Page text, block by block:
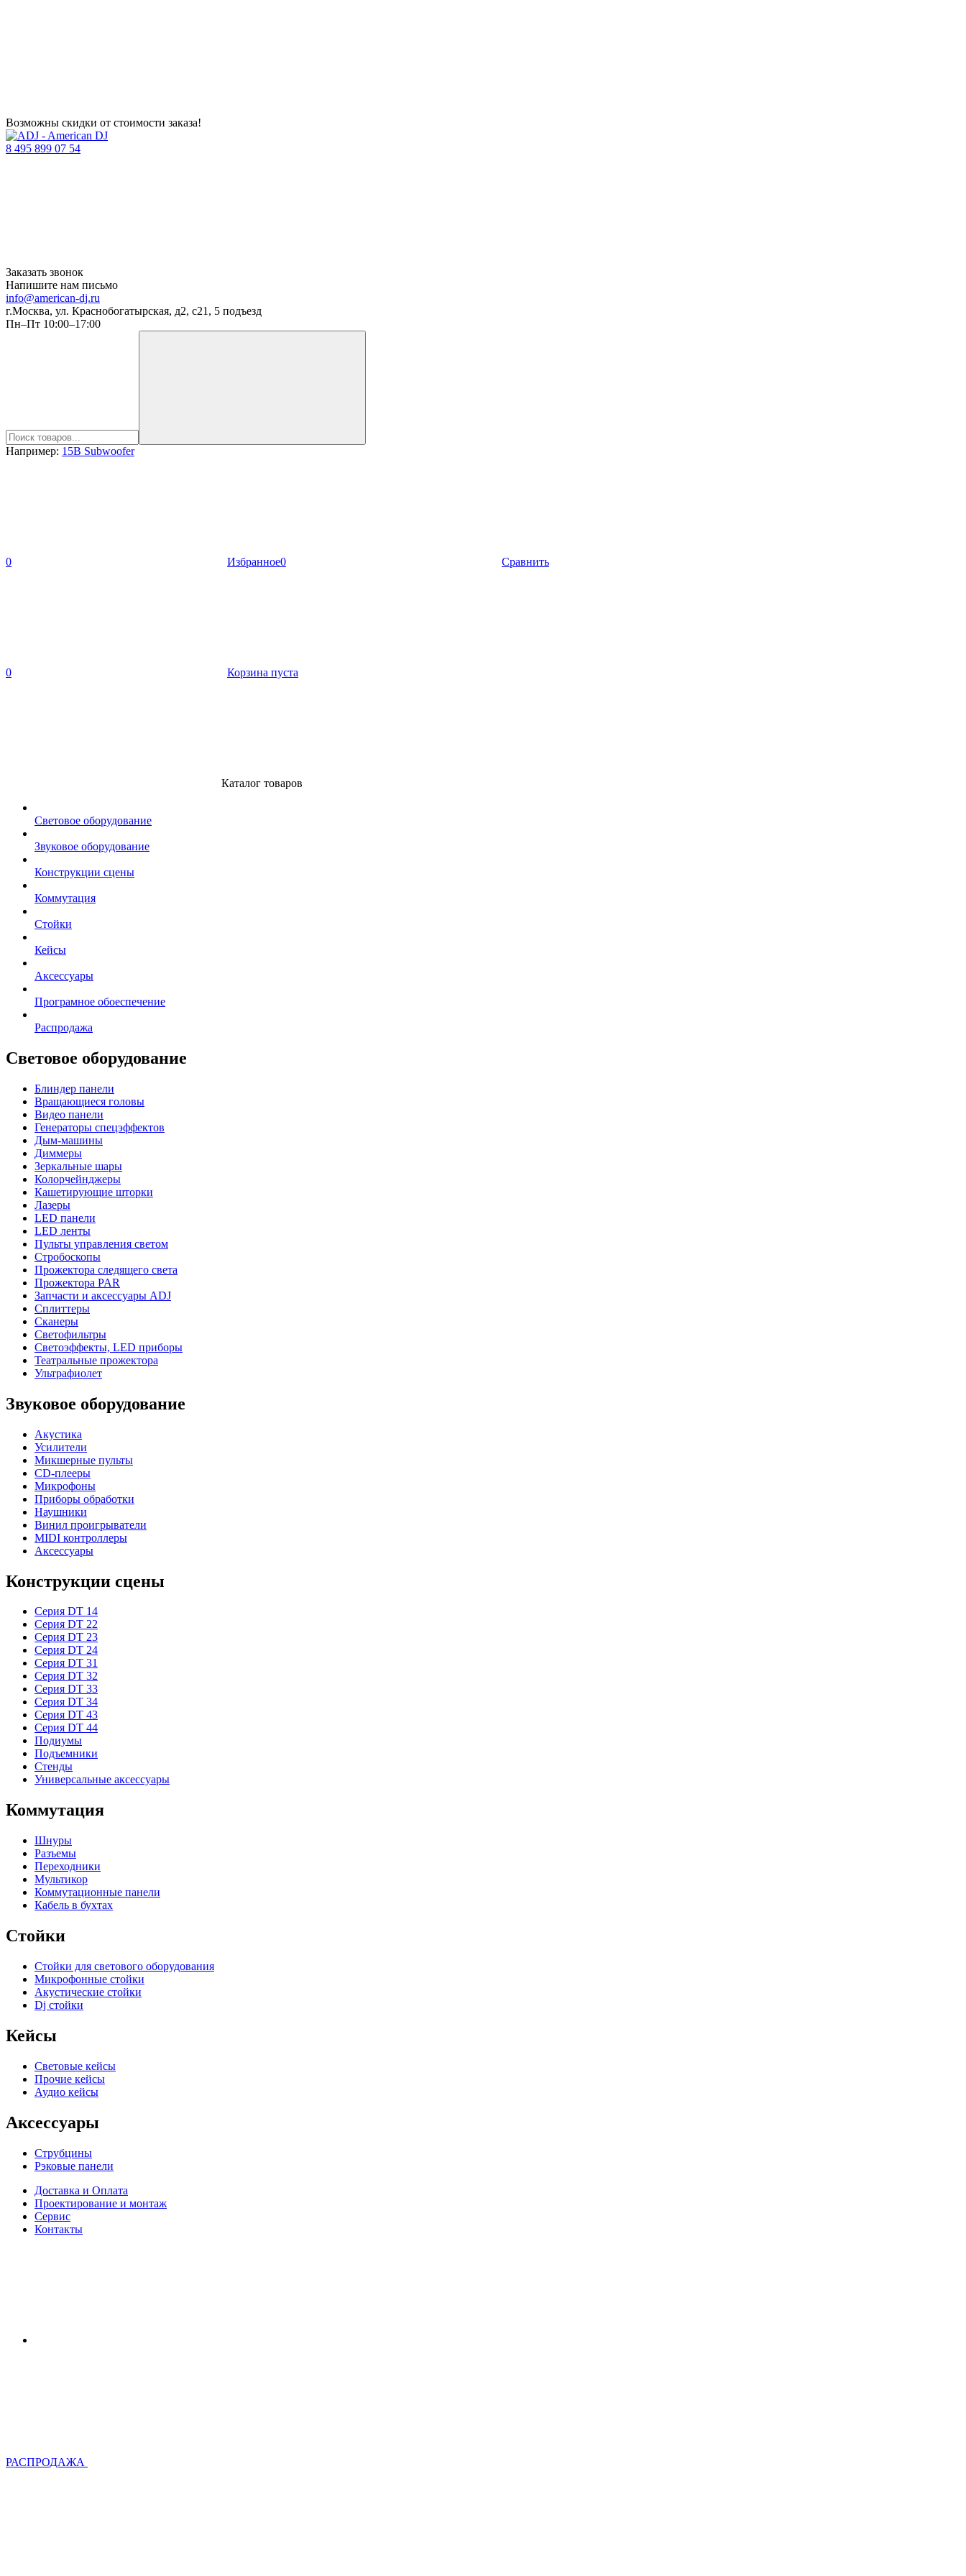
Возможны скидки от стоимости заказа!
8 495 899 07 54
Заказать звонок
Напишите нам письмо
info@american-dj.ru
г.Москва, ул. Краснобогатырская, д2, с21, 5 подъезд
Пн–Пт 10:00–17:00
Например: 15B Subwoofer
0 Избранное0 Сравнить
0 Корзина пуста
Каталог товаров
Световое оборудование
Звуковое оборудование
Конструкции сцены
Коммутация
Стойки
Кейсы
Аксессуары
Програмное обоеспечение
Распродажа
Световое оборудование
Блиндер панели
Вращающиеся головы
Видео панели
Генераторы спецэффектов
Дым-машины
Диммеры
Зеркальные шары
Колорчейнджеры
Кашетирующие шторки
Лазеры
LED панели
LED ленты
Пульты управления светом
Стробоскопы
Прожектора следящего света
Прожектора PAR
Запчасти и аксессуары ADJ
Сплиттеры
Сканеры
Светофильтры
Светоэффекты, LED приборы
Театральные прожектора
Ультрафиолет
Звуковое оборудование
Акустика
Усилители
Микшерные пульты
CD-плееры
Микрофоны
Приборы обработки
Наушники
Винил проигрыватели
MIDI контроллеры
Аксессуары
Конструкции сцены
Серия DT 14
Серия DT 22
Серия DT 23
Серия DT 24
Серия DT 31
Серия DT 32
Серия DT 33
Серия DT 34
Серия DT 43
Серия DT 44
Подиумы
Подъемники
Стенды
Универсальные аксессуары
Коммутация
Шнуры
Разъемы
Переходники
Мультикор
Коммутационные панели
Кабель в бухтах
Стойки
Стойки для светового оборудования
Микрофонные стойки
Акустические стойки
Dj стойки
Кейсы
Световые кейсы
Прочие кейсы
Аудио кейсы
Аксессуары
Струбцины
Рэковые панели
Доставка и Оплата
Проектирование и монтаж
Сервис
Контакты
РАСПРОДАЖА